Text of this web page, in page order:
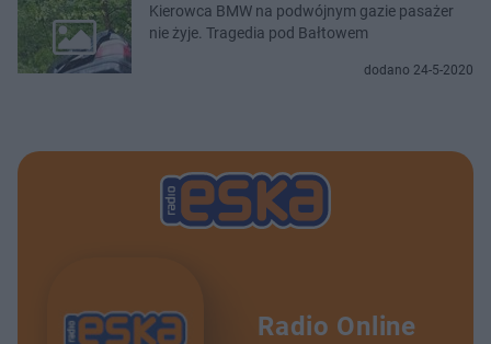
Kierowca BMW na podwójnym gazie pasażer
nie żyje. Tragedia pod Bałtowem
dodano 24-5-2020
Radio Online